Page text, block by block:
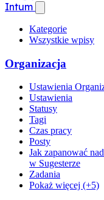
Intum
Kategorie
Wszystkie wpisy
Organizacja
Ustawienia
Ustawienia
Statusy
Tagi
Czas pracy
Posty
Jak zapanować
w Sugesterze
Zadania
Pokaż więcej (+5)